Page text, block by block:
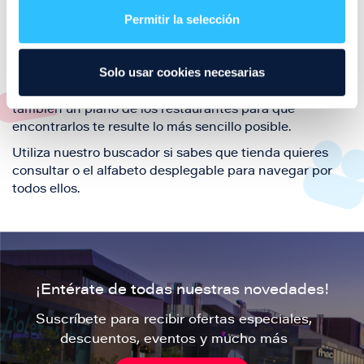
Permitir la selección
Solo usar cookies necesarias
también de nuestra oferta de ocio y shopping durante
podrás encontrar toda la información necesaria de
cada una de nuestras marcas. Sus datos de contacto y
también un plano de los restaurantes para que
encontrarlos te resulte lo más sencillo posible.
Utiliza nuestro buscador si sabes que tienda quieres
consultar o el alfabeto desplegable para navegar por
todos ellos.
¡Entérate de todas nuestras novedades!
Suscríbete para recibir ofertas especiales,
descuentos, eventos y mucho más